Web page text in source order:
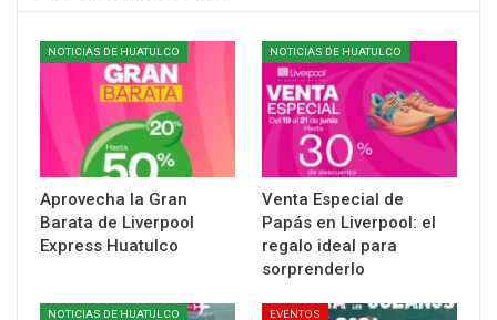
NOTICIAS DE HUATULCO
Aprovecha la Gran
Barata de Liverpool
Express Huatulco
NOTICIAS DE HUATULCO
Venta Especial de
Papás en Liverpool: el
regalo ideal para
sorprenderlo
NOTICIAS DE HUATULCO EVENTOS